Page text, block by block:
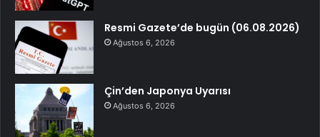
Resmi Gazete’de bugün (06.08.2026)
Ağustos 6, 2026
Çin’den Japonya Uyarısı
Ağustos 6, 2026